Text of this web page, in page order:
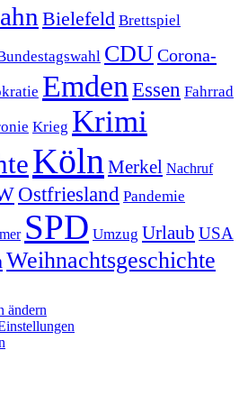
Bielefeld Brettspiel
CDUCorona-
Emden Essen Fahrrad
Krieg Krimi
Köln Merkel Nachruf
Ostfriesland Pandemie
SPD Umzug Urlaub USA
Weihnachtsgeschichte
ändern